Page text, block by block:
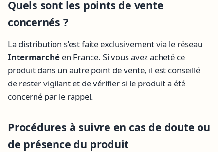
Quels sont les points de vente
concernés ?
La distribution s’est faite exclusivement via le réseau
Intermarché en France. Si vous avez acheté ce
produit dans un autre point de vente, il est conseillé
de rester vigilant et de vérifier si le produit a été
concerné par le rappel.
Procédures à suivre en cas de doute ou
de présence du produit